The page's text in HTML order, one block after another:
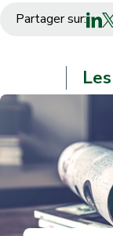
Partager sur: